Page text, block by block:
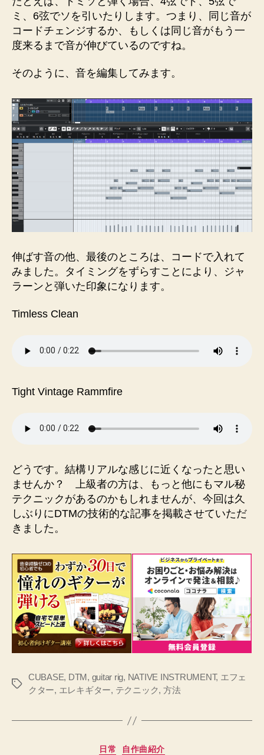
ミ、6弦でソを引いたりします。つまり、同じ音が
コードチェンジするか、もしくは同じ音がもう一
度来るまで音が伸びているのですね。
そのように、音を編集してみます。
伸ばす音の他、最後のところは、コードで入れて
みました。タイミングをずらすことにより、ジャ
ラーンと弾いた印象になります。
Timless Clean
Tight Vintage Rammfire
どうです。結構リアルな感じに近くなったと思い
ませんか？ 上級者の方は、もっと他にもマル秘
テクニックがあるのかもしれませんが、今回は久
しぶりにDTMの技術的な記事を掲載させていただ
きました。
タ
CUBASE, DTM, guitar rig, NATIVE INSTRUMENT, エフェ
クター, エレキギター, テクニック, 方法
カ
日常 自作曲紹介